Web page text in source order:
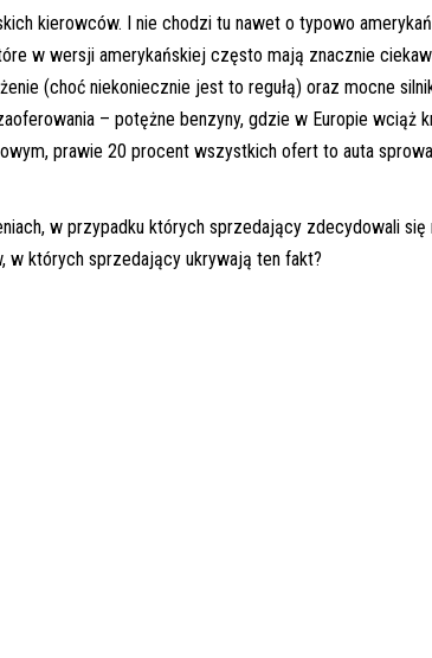
kierowców. I nie chodzi tu nawet o typowo
w wersji amerykańskiej często mają znacznie
(choć niekoniecznie jest to regułą) oraz mocne
– potężne benzyny, gdzie w Europie wciąż
prawie 20 procent wszystkich ofert to auta
w przypadku których sprzedający zdecydowali się
w których sprzedający ukrywają ten fakt?